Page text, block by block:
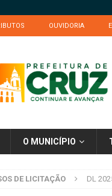
OUVIDORIA
O MUNICÍPIO
DE LICITAÇÃO DL